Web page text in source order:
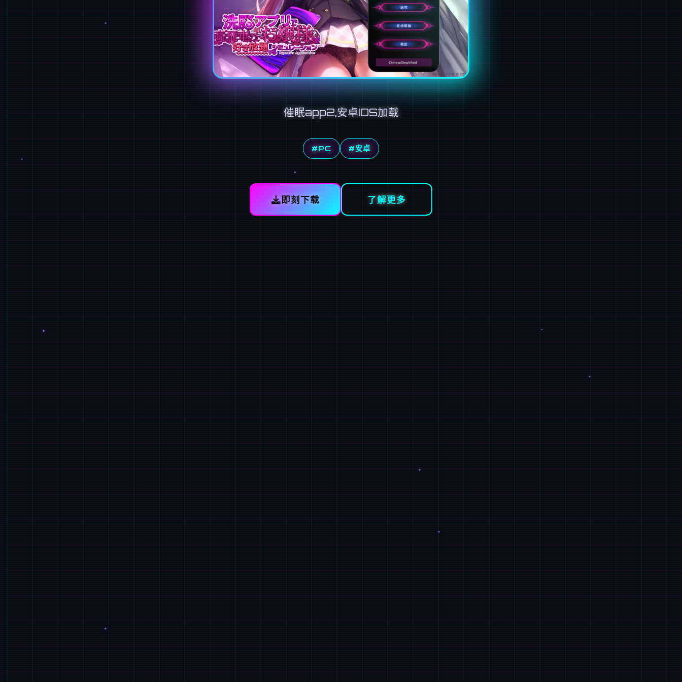
催眠app2,安卓IOS加载
#PC #安卓
即刻下载 了解更多